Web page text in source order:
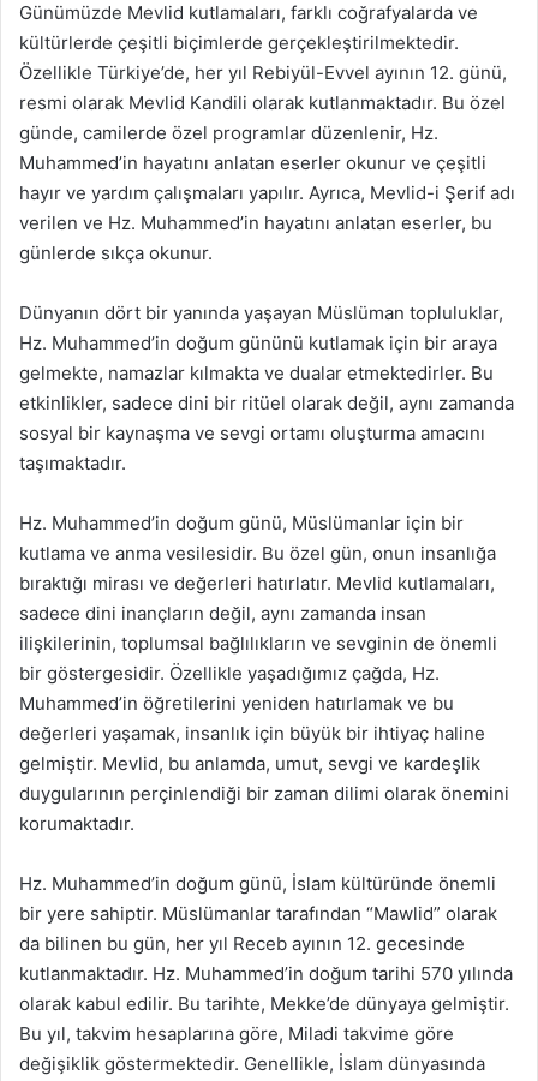
Günümüzde Mevlid kutlamaları, farklı coğrafyalarda ve
kültürlerde çeşitli biçimlerde gerçekleştirilmektedir.
Özellikle Türkiye’de, her yıl Rebiyül-Evvel ayının 12. günü,
resmi olarak Mevlid Kandili olarak kutlanmaktadır. Bu özel
günde, camilerde özel programlar düzenlenir, Hz.
Muhammed’in hayatını anlatan eserler okunur ve çeşitli
hayır ve yardım çalışmaları yapılır. Ayrıca, Mevlid-i Şerif adı
verilen ve Hz. Muhammed’in hayatını anlatan eserler, bu
günlerde sıkça okunur.
Dünyanın dört bir yanında yaşayan Müslüman topluluklar,
Hz. Muhammed’in doğum gününü kutlamak için bir araya
gelmekte, namazlar kılmakta ve dualar etmektedirler. Bu
etkinlikler, sadece dini bir ritüel olarak değil, aynı zamanda
sosyal bir kaynaşma ve sevgi ortamı oluşturma amacını
taşımaktadır.
Hz. Muhammed’in doğum günü, Müslümanlar için bir
kutlama ve anma vesilesidir. Bu özel gün, onun insanlığa
bıraktığı mirası ve değerleri hatırlatır. Mevlid kutlamaları,
sadece dini inançların değil, aynı zamanda insan
ilişkilerinin, toplumsal bağlılıkların ve sevginin de önemli
bir göstergesidir. Özellikle yaşadığımız çağda, Hz.
Muhammed’in öğretilerini yeniden hatırlamak ve bu
değerleri yaşamak, insanlık için büyük bir ihtiyaç haline
gelmiştir. Mevlid, bu anlamda, umut, sevgi ve kardeşlik
duygularının perçinlendiği bir zaman dilimi olarak önemini
korumaktadır.
Hz. Muhammed’in doğum günü, İslam kültüründe önemli
bir yere sahiptir. Müslümanlar tarafından “Mawlid” olarak
da bilinen bu gün, her yıl Receb ayının 12. gecesinde
kutlanmaktadır. Hz. Muhammed’in doğum tarihi 570 yılında
olarak kabul edilir. Bu tarihte, Mekke’de dünyaya gelmiştir.
Bu yıl, takvim hesaplarına göre, Miladi takvime göre
değişiklik göstermektedir. Genellikle, İslam dünyasında